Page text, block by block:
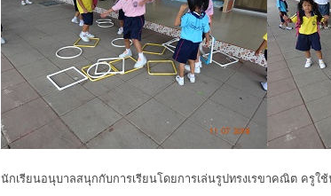
นักเรียนอนุบาลสนุกกับการเรียนโดยการเล่นรูปทรงเรขาคณิต ครูใ